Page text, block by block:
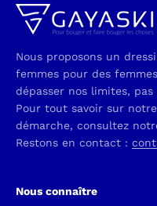
Nous proposons un
femmes pour des
dépasser nos limites,
Pour tout savoir sur
démarche, consultez
Restons en contact :
Nous connaître